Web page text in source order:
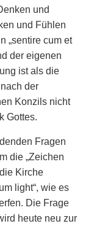
und
und Fühlen
„sentire cum et
der eigenen
ist als die
der
Konzils nicht
Gottes.
Fragen
die „Zeichen
Kirche
light“, wie es
Die Frage
heute neu zur